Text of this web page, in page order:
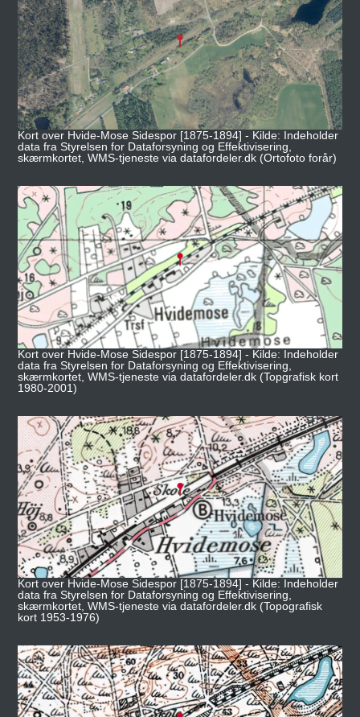
Kort over Hvide-Mose Sidespor [1875-1894] - Kilde: Indeholder
data fra Styrelsen for Dataforsyning og Effektivisering,
skærmkortet, WMS-tjeneste via datafordeler.dk (Ortofoto forår)
Kort over Hvide-Mose Sidespor [1875-1894] - Kilde: Indeholder
data fra Styrelsen for Dataforsyning og Effektivisering,
skærmkortet, WMS-tjeneste via datafordeler.dk (Topgrafisk kort
1980-2001)
Kort over Hvide-Mose Sidespor [1875-1894] - Kilde: Indeholder
data fra Styrelsen for Dataforsyning og Effektivisering,
skærmkortet, WMS-tjeneste via datafordeler.dk (Topografisk
kort 1953-1976)